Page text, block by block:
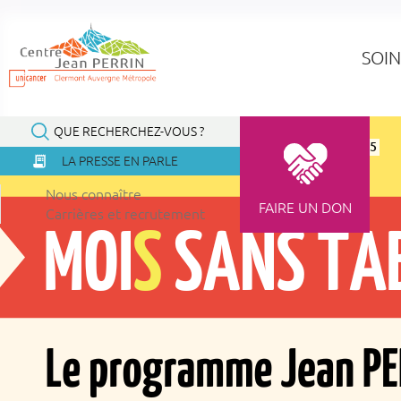
QUE RECHERCHEZ-VOUS ?
LA PRESSE EN PARLE
Nous connaître
Carrières et recrutement
FAIRE UN DON
Accueil À la une Actualités Moi(s) Sans Tabac 2025